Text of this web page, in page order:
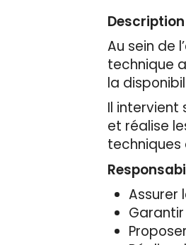
Au sein de
technique
la
Il
et réalise
Assurer